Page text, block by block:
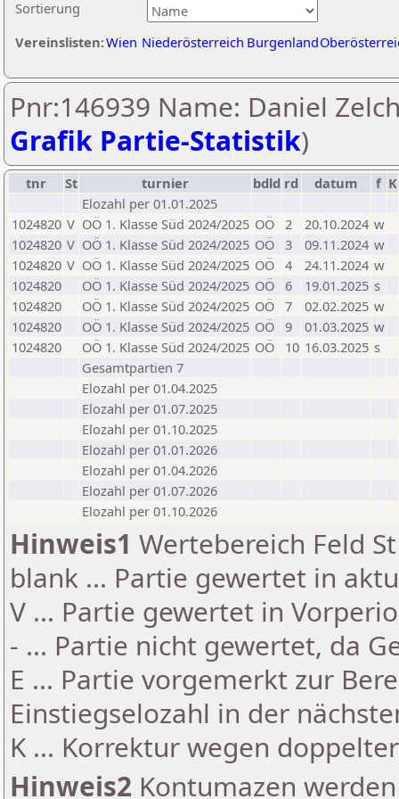
Sortierung
Vereinslisten:Wien Niederösterreich Burgenland
Pnr:146939 Name: Daniel
Grafik Partie-Statistik)
tnr St turnier bdld rd datum f K
Elozahl per 01.01.2025
1024820 V OÖ 1. Klasse Süd 2024/2025 OÖ 2 20.10.2024 w
1024820 V OÖ 1. Klasse Süd 2024/2025 OÖ 3 09.11.2024 w
1024820 V OÖ 1. Klasse Süd 2024/2025 OÖ 4 24.11.2024 w
1024820
OÖ 1. Klasse Süd 2024/2025 OÖ 6 19.01.2025 s
1024820
OÖ 1. Klasse Süd 2024/2025 OÖ 7 02.02.2025 w
1024820
OÖ 1. Klasse Süd 2024/2025 OÖ 9 01.03.2025 w
1024820
OÖ 1. Klasse Süd 2024/2025 OÖ 10 16.03.2025 s
Gesamtpartien 7
Elozahl per 01.04.2025
Elozahl per 01.07.2025
Elozahl per 01.10.2025
Elozahl per 01.01.2026
Elozahl per 01.04.2026
Elozahl per 01.07.2026
Elozahl per 01.10.2026
Hinweis1 Wertebereich Feld
blank ... Partie gewertet in
V ... Partie gewertet in
- ... Partie nicht gewertet, da
E ... Partie vorgemerkt zur
Einstiegselozahl in der
K ... Korrektur wegen
Hinweis2 Kontumazen